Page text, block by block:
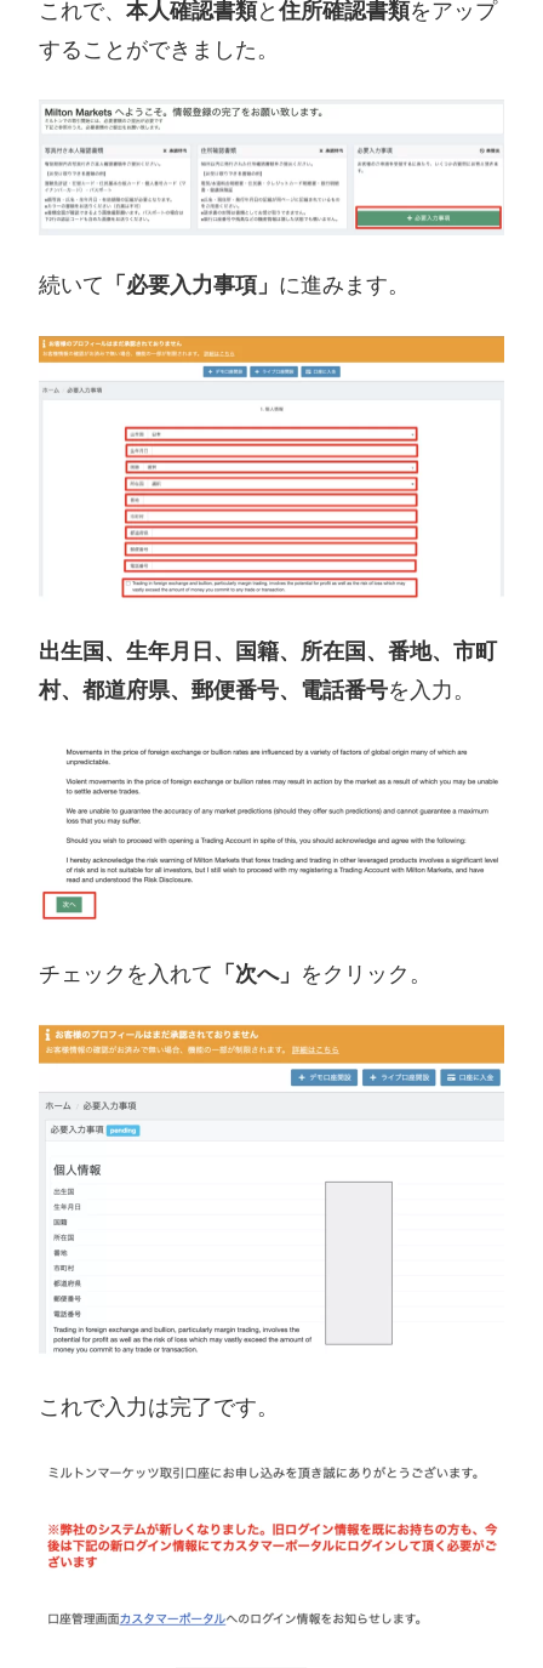
これで、 本人確認書類と住所確認書類をアップ
することができました。
続いて 「必要入力事項」 に進みます。
出生国、生年月日、国籍、所在国、番地、市町
村、都道府県、郵便番号、電話番号を入力。
チェックを入れて 「次へ」 をクリック。
これで入力は完了です。